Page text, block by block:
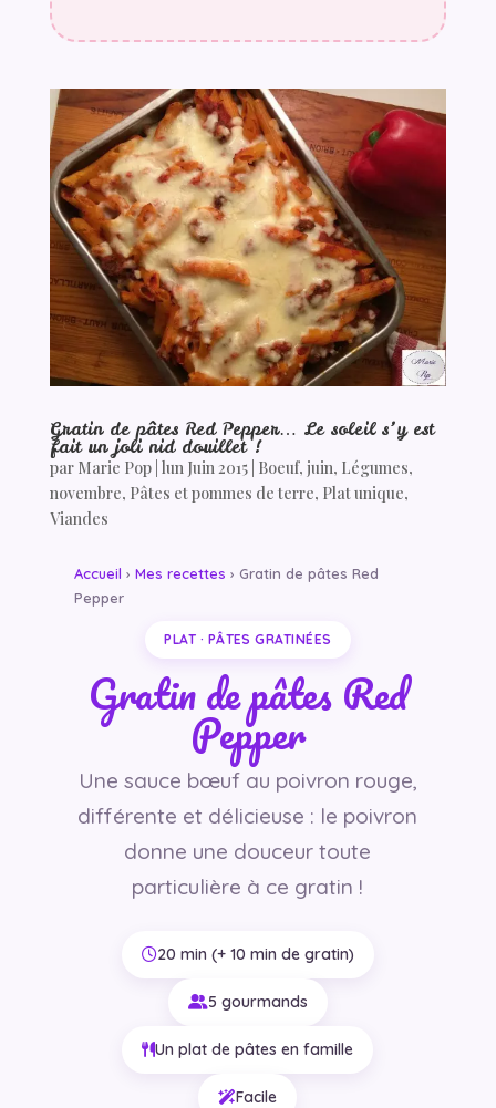
Gratin de pâtes Red Pepper… Le soleil s’y est
fait un joli nid douillet !
par Marie Pop| lun Juin 2015| Boeuf, juin, Légumes,
novembre, Pâtes et pommes de terre, Plat unique,
Viandes
Accueil › Mes recettes › Gratin de pâtes Red
Pepper
PLAT · PÂTES GRATINÉES
Gratin de pâtes Red
Pepper
Une sauce bœuf au poivron rouge,
différente et délicieuse : le poivron
donne une douceur toute
particulière à ce gratin !
20 min (+ 10 min de gratin)
5 gourmands
Un plat de pâtes en famille
Facile